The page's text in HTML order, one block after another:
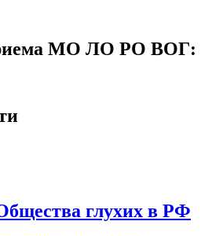
МО ЛО РО ВОГ:
глухих в РФ